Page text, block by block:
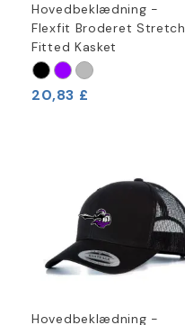
Hovedbeklædning -
Flexfit Broderet Stretch
Fitted Kasket
20,83 £
Hovedbeklædning -